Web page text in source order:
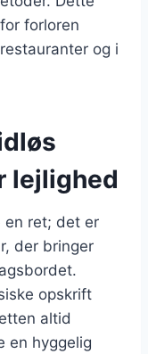
forloren
og i
lejlighed
en ret; det er
der bringer
opskrift
altid
en hyggelig